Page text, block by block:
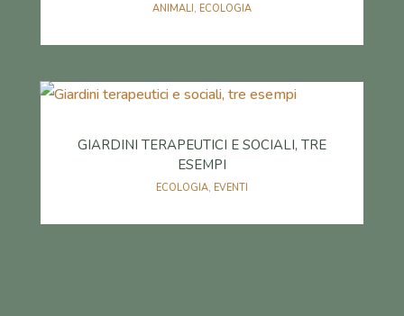
ANIMALI, ECOLOGIA
GIARDINI TERAPEUTICI E SOCIALI, TRE
ESEMPI
ECOLOGIA, EVENTI